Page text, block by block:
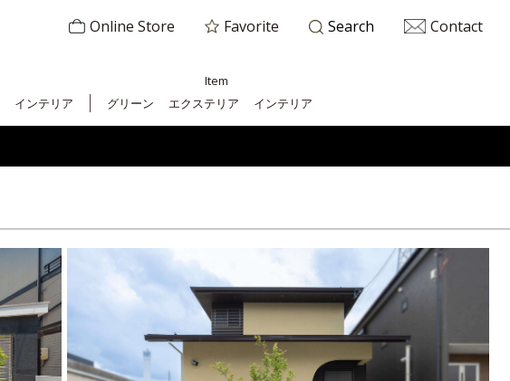
Online Store Favorite Search Contact
Item
インテリア グリーン エクステリア インテリア